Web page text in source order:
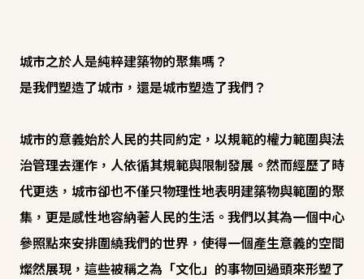
城市之於人是純粹建築物的聚集嗎？
是我們塑造了城市，還是城市塑造了我們？
城市的意義始於人民的共同約定，以規範的權力範圍與法
治管理去運作，人依循其規範與限制發展。然而經歷了時
代更迭，城市卻也不僅只物理性地表明建築物與範圍的聚
集，更是感性地容納著人民的生活。我們以其為一個中心
參照點來安排圍繞我們的世界，使得一個產生意義的空間
燦然展現，這些被稱之為「文化」的事物回過頭來形塑了